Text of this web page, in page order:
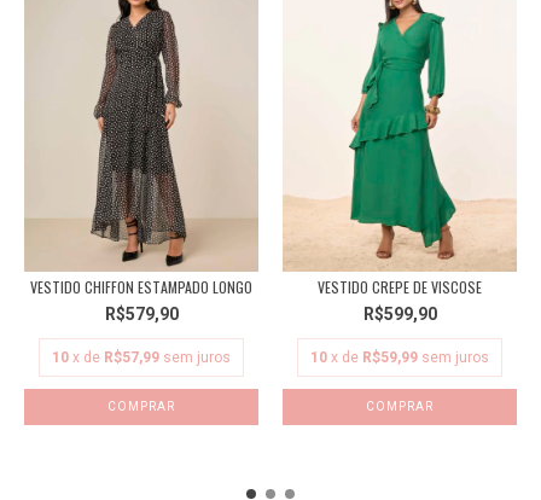
VESTIDO CHIFFON ESTAMPADO LONGO
R$579,90
10 x de R$57,99 sem juros
COMPRAR
VESTIDO CREPE DE VISCOSE
R$599,90
10 x de R$59,99 sem juros
COMPRAR